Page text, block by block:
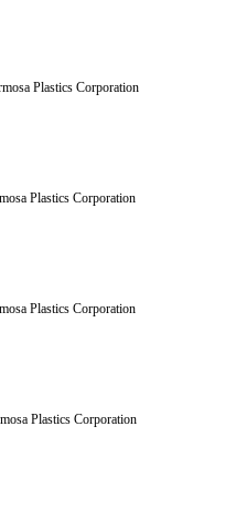
Plastics Corporation
Plastics Corporation
Plastics Corporation
Plastics Corporation